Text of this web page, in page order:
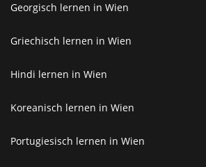
Georgisch lernen in Wien
Griechisch lernen in Wien
Hindi lernen in Wien
Koreanisch lernen in Wien
Portugiesisch lernen in Wien